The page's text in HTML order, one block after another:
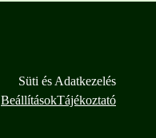
Süti és Adatkezelés
BeállításokTájékoztató